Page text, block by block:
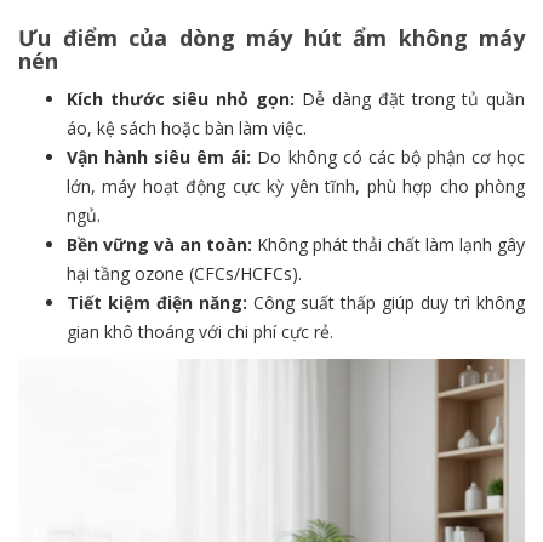
Ưu điểm của dòng máy hút ẩm không máy
nén
Kích thước siêu nhỏ gọn: Dễ dàng đặt trong tủ quần
áo, kệ sách hoặc bàn làm việc.
Vận hành siêu êm ái: Do không có các bộ phận cơ học
lớn, máy hoạt động cực kỳ yên tĩnh, phù hợp cho phòng
ngủ.
Bền vững và an toàn: Không phát thải chất làm lạnh gây
hại tầng ozone (CFCs/HCFCs).
Tiết kiệm điện năng: Công suất thấp giúp duy trì không
gian khô thoáng với chi phí cực rẻ.